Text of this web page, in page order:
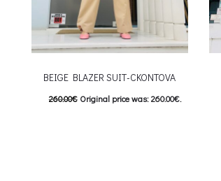
BEIGE BLAZER SUIT-CKONTOVA
260.00€ Original price was: 260.00€.